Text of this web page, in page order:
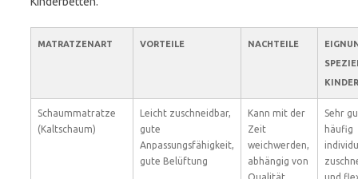
MATRATZENART VORTEILE NACHTEILE
Schaummatratze
(Kaltschaum)
Leicht zuschneidbar,
gute
Anpassungsfähigkeit,
gute Belüftung
Kann mit der
Zeit
weichwerden,
abhängig von
Sehr
häufig